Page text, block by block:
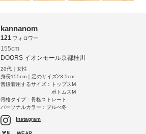
kannanom
121 フォロワー
155cm
DOORS イオンモール京都桂川
20代｜女性
身長155cm｜足のサイズ23.5cm
普段着用するサイズ：
トップスM
ボトムスM
骨格タイプ：骨格ストレート
パーソナルカラー：ブルべ冬
Instagram